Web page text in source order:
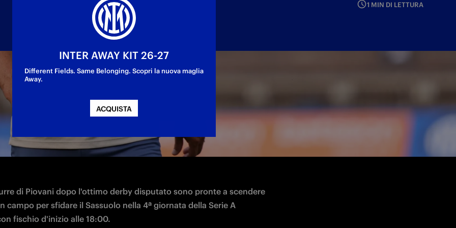
1 MIN DI LETTURA
per la quarta giornata di campionato
di Piovani dopo l'ottimo derby disputato sono pronte a scendere
campo per sfidare il Sassuolo nella 4ª giornata della Serie A
fischio d'inizio alle 18:00.
INTER AWAY KIT 26-27
Different Fields. Same Belonging. Scopri la nuova maglia
Away.
ACQUISTA